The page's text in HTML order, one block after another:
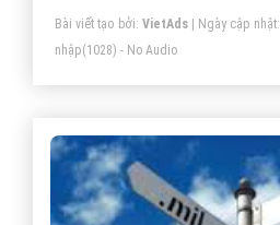
Bài viết tạo bởi: VietAds| Ngày cập nhật:
nhập(1028) - No Audio